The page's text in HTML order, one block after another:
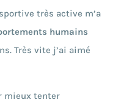
très active m’a
humains
Très vite j’ai aimé
mieux tenter